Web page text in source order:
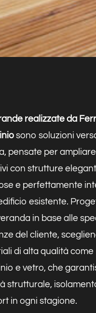
realizzate da
sono soluzioni
pensate per
con strutture
e perfettamente
esistente.
in base alle
del cliente,
di alta qualità come
e vetro, che
strutturale,
in ogni stagione.